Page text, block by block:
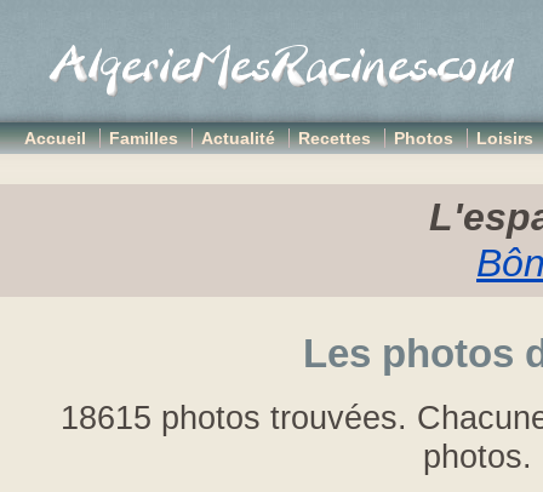
Accueil Familles Actualité Recettes Photos Loisirs
Les photos
18615 photos trouvées.
photos.